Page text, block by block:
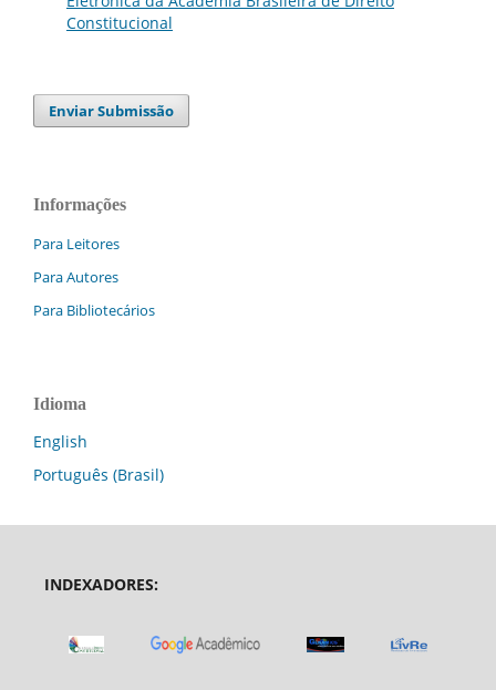
Constitucional
Enviar Submissão
Informações
Para Leitores
Para Autores
Para Bibliotecários
Idioma
English
Português (Brasil)
INDEXADORES: